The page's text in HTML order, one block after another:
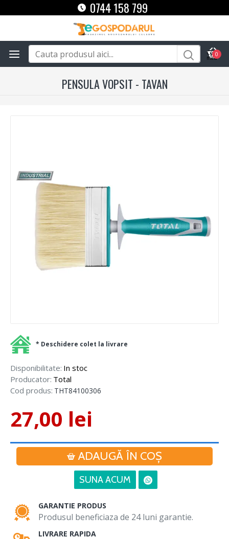
0744 158 799
0
PENSULA VOPSIT - TAVAN
Disponibilitate: In stoc
Producator: Total
Cod produs: THT84100306
27,00 lei
ADAUGĂ ÎN COŞ
SUNA ACUM
* Deschidere colet la livrare
GARANTIE PRODUS
Produsul beneficiaza de 24 luni garantie.
LIVRARE RAPIDA